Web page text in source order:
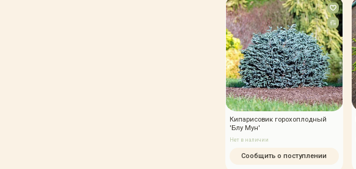
Кипарисовик горохоплодный
'Блу Мун'
Нет в наличии
Сообщить о поступлении